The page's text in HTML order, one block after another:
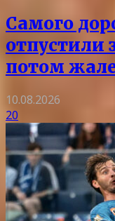
Самого
отпустили
потом
10.08.2026
20